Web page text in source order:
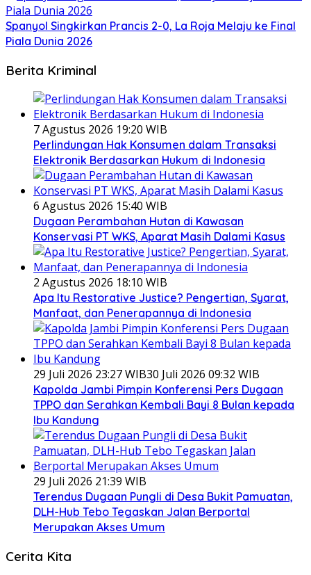
Spanyol Singkirkan Prancis 2-0, La Roja Melaju ke Final
Piala Dunia 2026
Berita Kriminal
7 Agustus 2026 19:20 WIB
Perlindungan Hak Konsumen dalam Transaksi
Elektronik Berdasarkan Hukum di Indonesia
6 Agustus 2026 15:40 WIB
Dugaan Perambahan Hutan di Kawasan
Konservasi PT WKS, Aparat Masih Dalami Kasus
2 Agustus 2026 18:10 WIB
Apa Itu Restorative Justice? Pengertian, Syarat,
Manfaat, dan Penerapannya di Indonesia
29 Juli 2026 23:27 WIB30 Juli 2026 09:32 WIB
Kapolda Jambi Pimpin Konferensi Pers Dugaan
TPPO dan Serahkan Kembali Bayi 8 Bulan kepada
Ibu Kandung
29 Juli 2026 21:39 WIB
Terendus Dugaan Pungli di Desa Bukit Pamuatan,
DLH-Hub Tebo Tegaskan Jalan Berportal
Merupakan Akses Umum
Cerita Kita